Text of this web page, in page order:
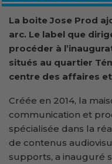
La boite Jose Prod
arc. Le label que
procéder à
situés au quartier
centre des affaires
Créée en 2014, la
communication et
spécialisée dans la
de contenus
supports, a inauguré